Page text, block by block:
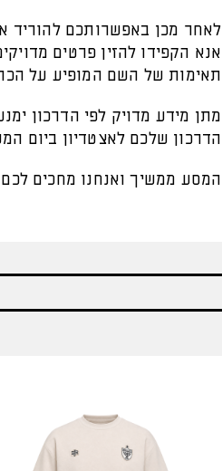
לאחר מכן באפשרותכם להוריד
אנא הקפידו להזין פרטים
תאימות של השם המופיע על
מתן מידע מדויק לפי הדרכון
הדרכון שלכם לאצטדיון ביום
המסע ממשיך ואנחנו מחכים לכם